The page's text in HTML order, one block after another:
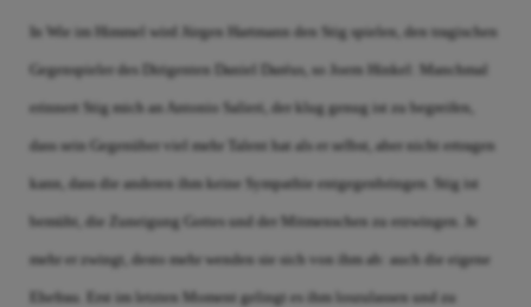
In Wie im Himmel wird Jürgen Hartmann den Stig spielen, den tragischen
Gegenspieler des Dirigenten Daniel Daréus, so Joern Hinkel: Manchmal
erinnert Stig mich an Antonio Salieri, der klug genug ist zu begreifen,
dass sein Gegenüber viel mehr Talent hat als er selbst, aber nicht ertragen
kann, dass die anderen ihm keine Sympathie entgegenbringen. Stig ist
bemüht, die Zuneigung Gottes und der Mitmenschen zu erzwingen. Je
mehr er zwingt, desto mehr wenden sie sich von ihm ab: auch die eigene
Ehefrau. Erst im letzten Moment gelingt es ihm loszulassen und zu